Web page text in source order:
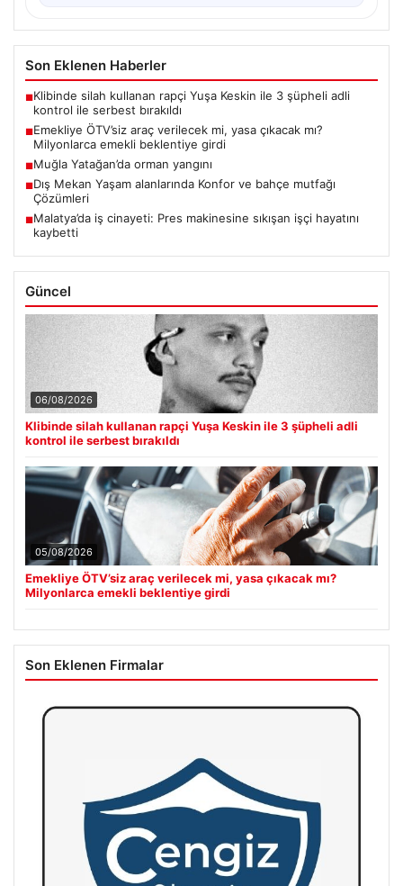
Son Eklenen Haberler
■Klibinde silah kullanan rapçi Yuşa Keskin ile 3 şüpheli adli
kontrol ile serbest bırakıldı
■Emekliye ÖTV’siz araç verilecek mi, yasa çıkacak mı?
Milyonlarca emekli beklentiye girdi
■Muğla Yatağan’da orman yangını
■Dış Mekan Yaşam alanlarında Konfor ve bahçe mutfağı
Çözümleri
■Malatya’da iş cinayeti: Pres makinesine sıkışan işçi hayatını
kaybetti
Güncel
06/08/2026
Klibinde silah kullanan rapçi Yuşa Keskin ile 3 şüpheli adli
kontrol ile serbest bırakıldı
05/08/2026
Emekliye ÖTV’siz araç verilecek mi, yasa çıkacak mı?
Milyonlarca emekli beklentiye girdi
Son Eklenen Firmalar